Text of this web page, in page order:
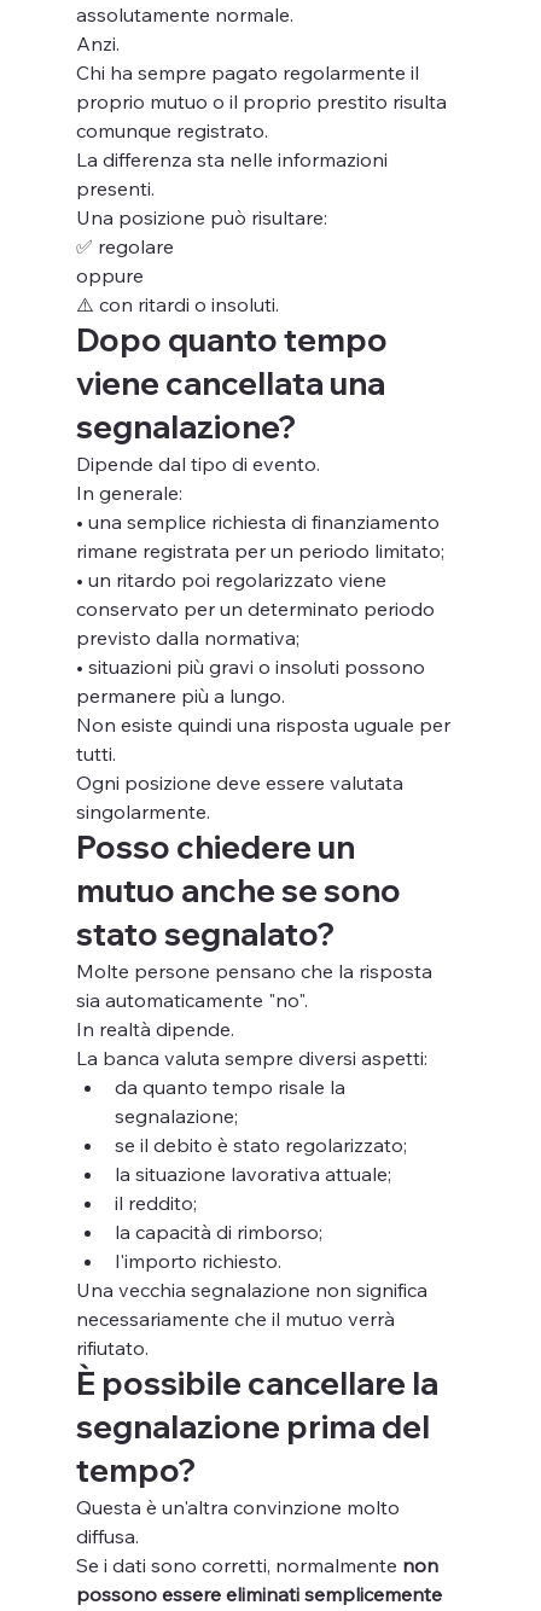
assolutamente normale.
Anzi.
Chi ha sempre pagato regolarmente il
proprio mutuo o il proprio prestito risulta
comunque registrato.
La differenza sta nelle informazioni
presenti.
Una posizione può risultare:
✅ regolare
oppure
⚠️ con ritardi o insoluti.
Dopo quanto tempo
viene cancellata una
segnalazione?
Dipende dal tipo di evento.
In generale:
• una semplice richiesta di finanziamento
rimane registrata per un periodo limitato;
• un ritardo poi regolarizzato viene
conservato per un determinato periodo
previsto dalla normativa;
• situazioni più gravi o insoluti possono
permanere più a lungo.
Non esiste quindi una risposta uguale per
tutti.
Ogni posizione deve essere valutata
singolarmente.
Posso chiedere un
mutuo anche se sono
stato segnalato?
Molte persone pensano che la risposta
sia automaticamente "no".
In realtà dipende.
La banca valuta sempre diversi aspetti:
da quanto tempo risale la
segnalazione;
se il debito è stato regolarizzato;
la situazione lavorativa attuale;
il reddito;
la capacità di rimborso;
l'importo richiesto.
Una vecchia segnalazione non significa
necessariamente che il mutuo verrà
rifiutato.
È possibile cancellare la
segnalazione prima del
tempo?
Questa è un'altra convinzione molto
diffusa.
Se i dati sono corretti, normalmente non
possono essere eliminati semplicemente